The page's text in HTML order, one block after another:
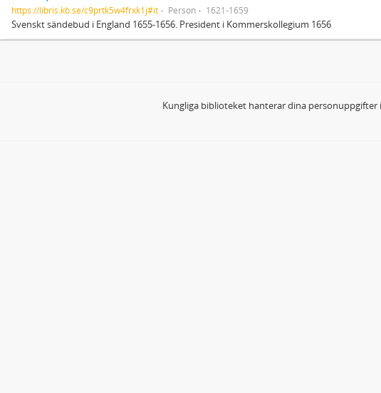
https://libris.kb.se/c9prtk5w4frxk1j#it Person 1621-1659
Svenskt sändebud i England 1655-1656. President i Kommerskollegium 1656
Kungliga biblioteket hanterar dina personuppgifter